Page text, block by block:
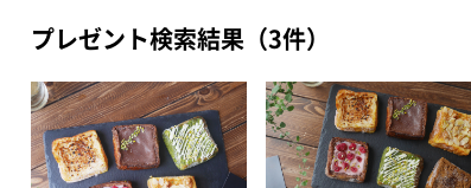
プレゼント検索結果（3件）